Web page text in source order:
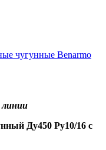
чугунные Benarmo
линии
Ду450 Ру10/16 с